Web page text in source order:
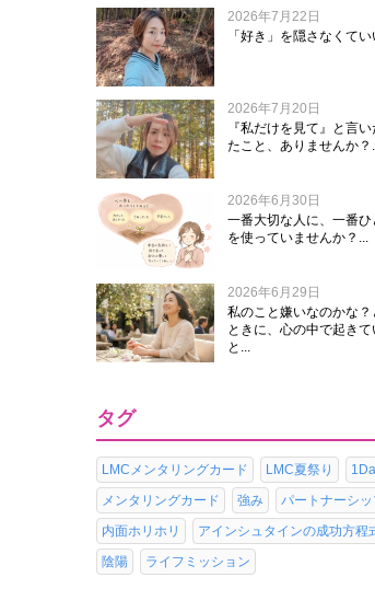
2026年7月22日
「好き」を隠さなくてい
2026年7月20日
『私だけを見て』と言
たこと、ありませんか？
2026年6月30日
一番大切な人に、一番ひ
を使っていませんか？...
2026年6月29日
私のこと嫌いなのかな？
ときに、心の中で起きて
と...
タグ
LMCメンタリングカード LMC夏祭り
メンタリングカード
強み
パートナーシ
内面ホリホリ
アインシュタインの成功方程
陰陽
ライフミッション